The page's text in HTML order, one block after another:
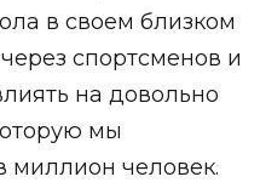
в своем близком
спортсменов и
на довольно
мы
миллион человек.